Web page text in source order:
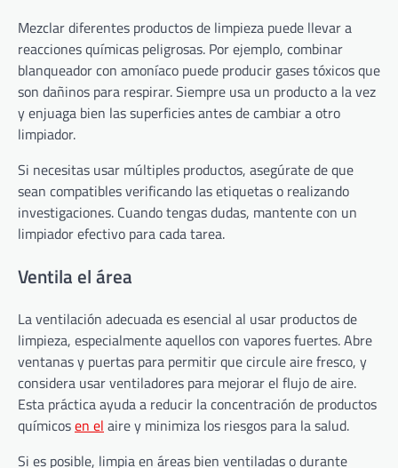
Mezclar diferentes productos de limpieza puede llevar a
reacciones químicas peligrosas. Por ejemplo, combinar
blanqueador con amoníaco puede producir gases tóxicos que
son dañinos para respirar. Siempre usa un producto a la vez
y enjuaga bien las superficies antes de cambiar a otro
limpiador.
Si necesitas usar múltiples productos, asegúrate de que
sean compatibles verificando las etiquetas o realizando
investigaciones. Cuando tengas dudas, mantente con un
limpiador efectivo para cada tarea.
Ventila el área
La ventilación adecuada es esencial al usar productos de
limpieza, especialmente aquellos con vapores fuertes. Abre
ventanas y puertas para permitir que circule aire fresco, y
considera usar ventiladores para mejorar el flujo de aire.
Esta práctica ayuda a reducir la concentración de productos
químicosen el aire y minimiza los riesgos para la salud.
Si es posible, limpia en áreas bien ventiladas o durante